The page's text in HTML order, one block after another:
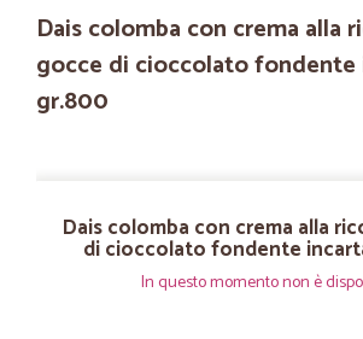
Dais colomba con crema alla
gocce di cioccolato fondente
gr.800
Dais colomba con crema alla
di cioccolato fondente
In questo momento non è